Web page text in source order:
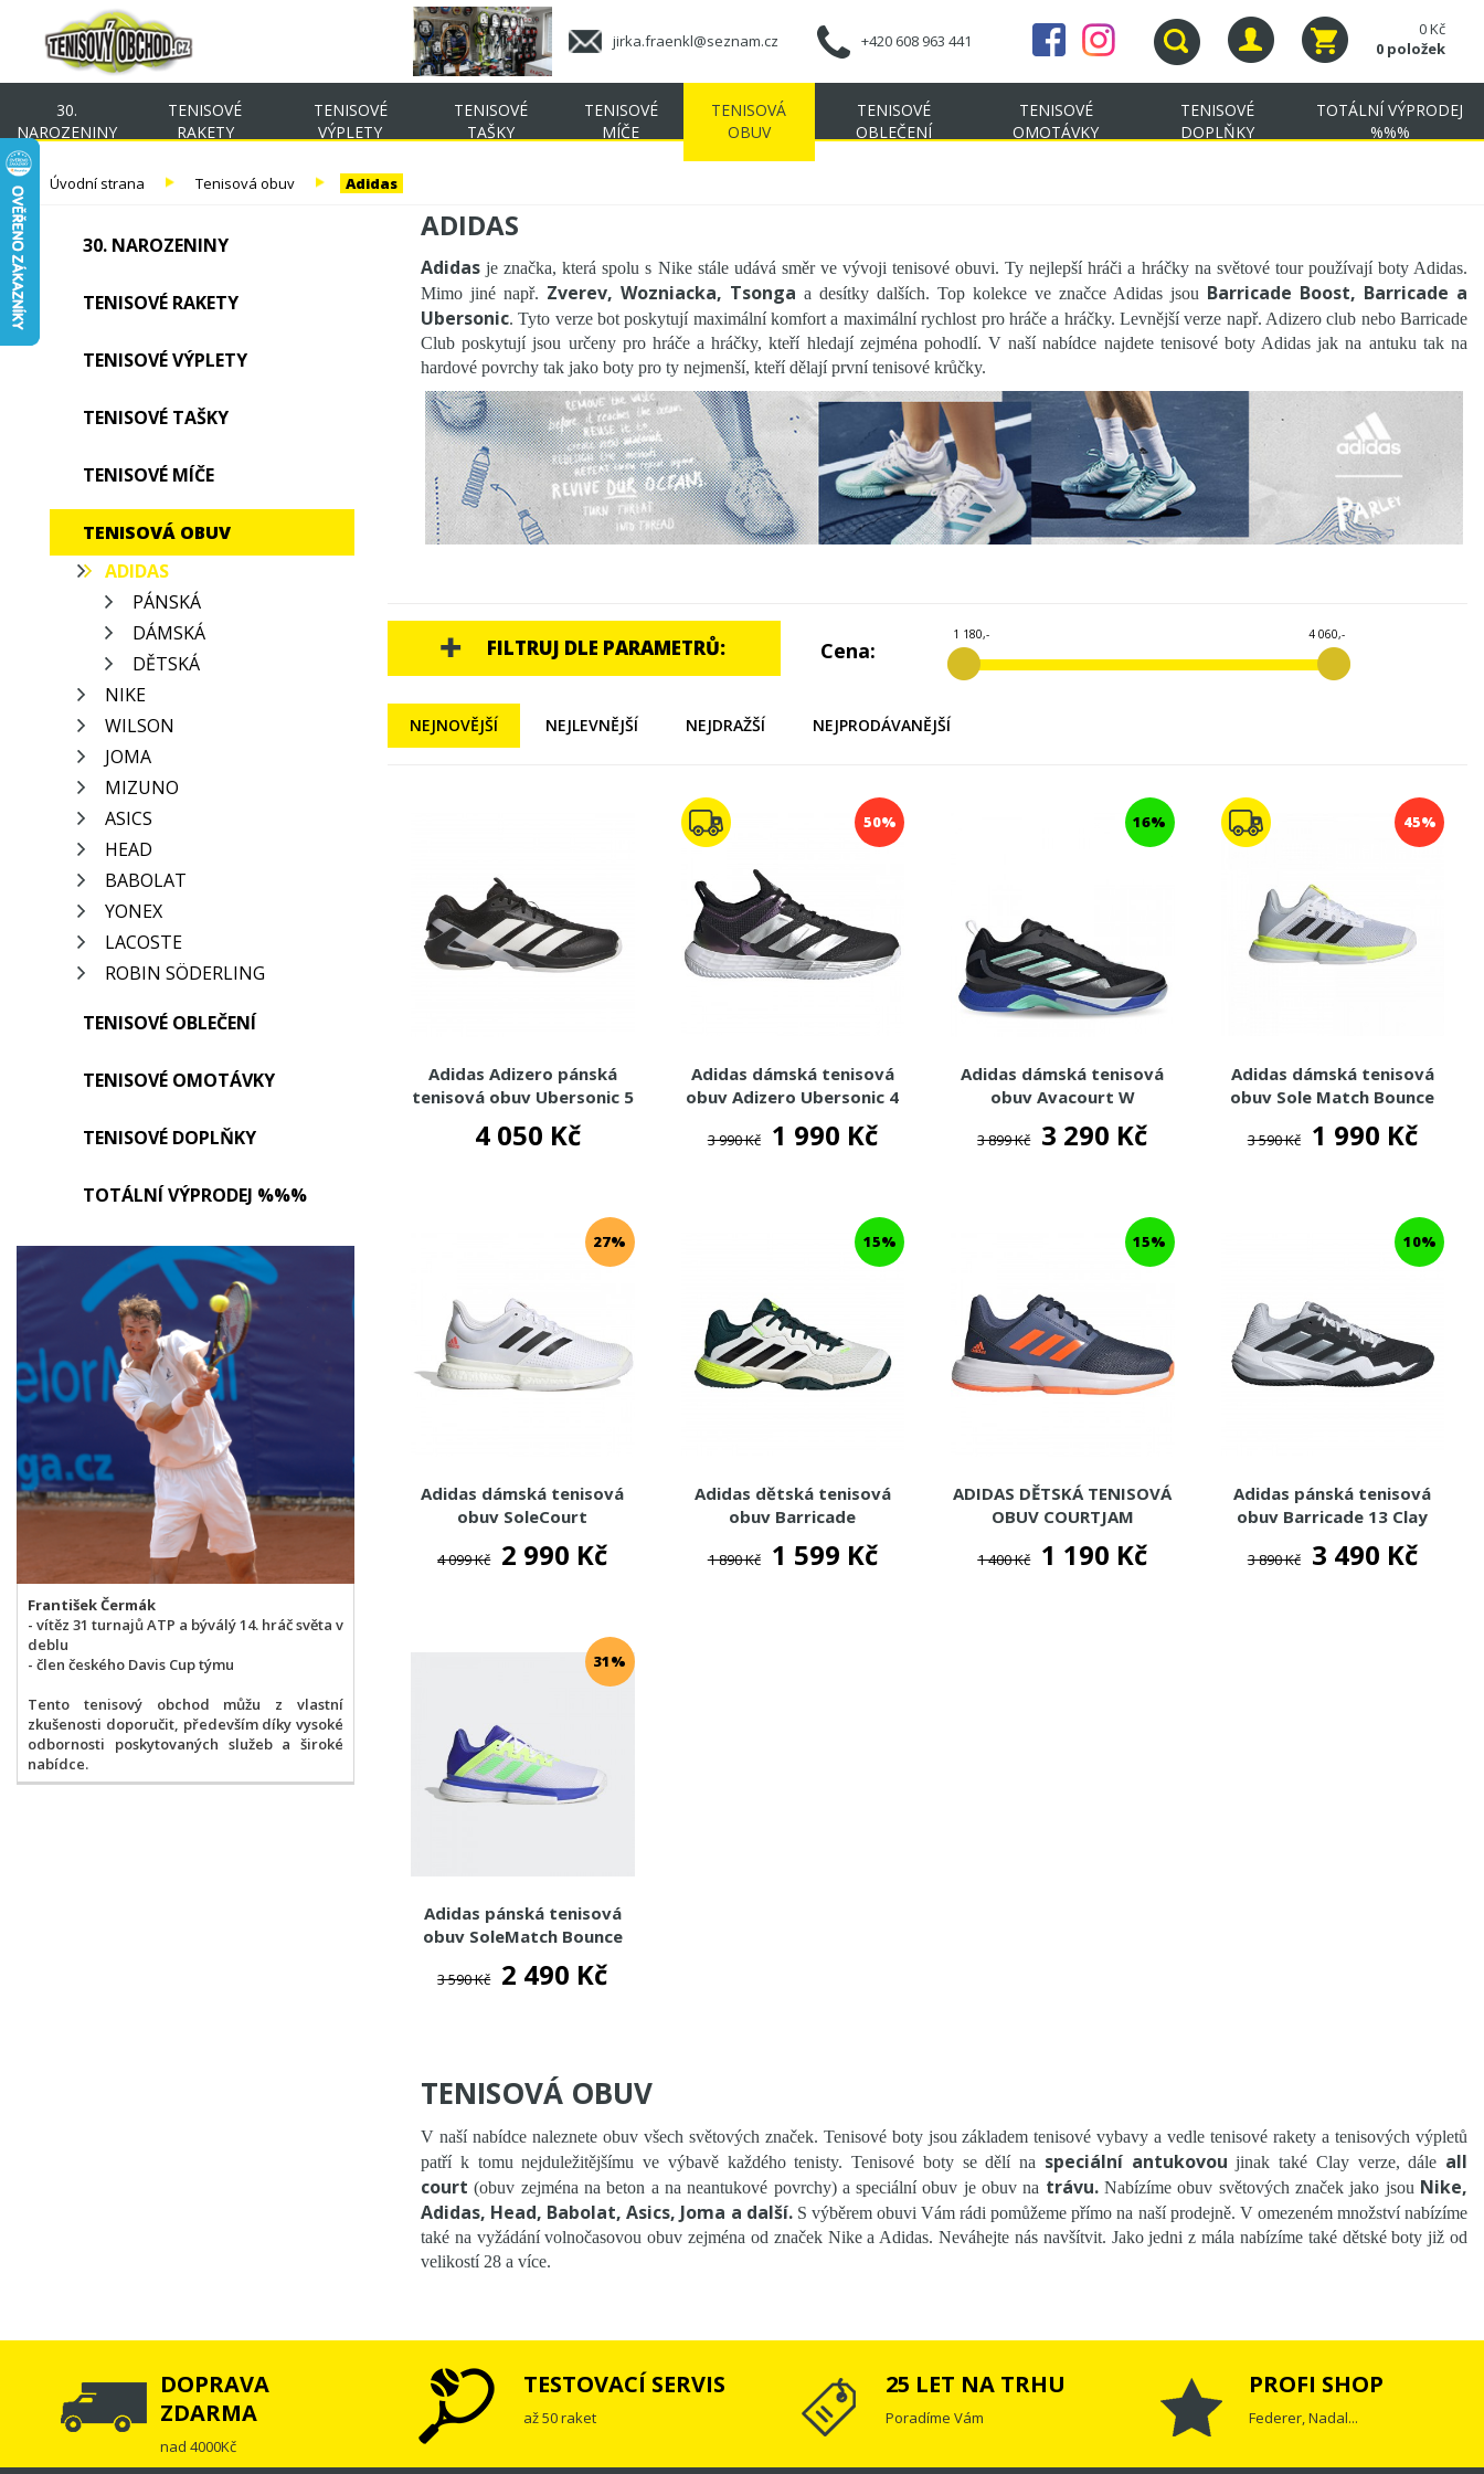
jirka.fraenkl@seznam.cz +420 608 963 441
0 Kč
0 položek
30.
NAROZENINY
TENISOVÉ
RAKETY
TENISOVÉ
VÝPLETY
TENISOVÉ
TAŠKY
TENISOVÉ
MÍČE
TENISOVÁ
OBUV
TENISOVÉ
OBLEČENÍ
TENISOVÉ
OMOTÁVKY
TENISOVÉ
DOPLŇKY
TOTÁLNÍ VÝPRODEJ
%%%
Úvodní strana Tenisová obuv Adidas
30. NAROZENINY
TENISOVÉ RAKETY
TENISOVÉ VÝPLETY
TENISOVÉ TAŠKY
TENISOVÉ MÍČE
TENISOVÁ OBUV
ADIDAS
PÁNSKÁ
DÁMSKÁ
DĚTSKÁ
NIKE
WILSON
JOMA
MIZUNO
ASICS
HEAD
BABOLAT
YONEX
LACOSTE
ROBIN SÖDERLING
TENISOVÉ OBLEČENÍ
TENISOVÉ OMOTÁVKY
TENISOVÉ DOPLŇKY
TOTÁLNÍ VÝPRODEJ %%%
František Čermák
- vítěz 31 turnajů ATP a býválý 14. hráč světa v
deblu
- člen českého Davis Cup týmu
Tento tenisový obchod můžu z vlastní
zkušenosti doporučit, především díky vysoké
odbornosti poskytovaných služeb a široké
nabídce.
ADIDAS
Adidasje značka, která spolu s Nike stále udává směr ve vývoji tenisové obuvi. Ty nejlepší hráči a hráčky na světové tour používají boty Adidas.
Mimo jiné např. Zverev, Wozniacka, Tsonga a desítky dalších. Top kolekce ve značce Adidas jsou Barricade Boost, Barricade a
Ubersonic. Tyto verze bot poskytují maximální komfort a maximální rychlost pro hráče a hráčky. Levnější verze např. Adizero club nebo Barricade
Club poskytují jsou určeny pro hráče a hráčky, kteří hledají zejména pohodlí. V naší nabídce najdete tenisové boty Adidas jak na antuku tak na
hardové povrchy tak jako boty pro ty nejmenší, kteří dělají první tenisové krůčky.
FILTRUJ DLE PARAMETRŮ: Cena:
1 180,- 4 060,-
NEJNOVĚJŠÍ NEJLEVNĚJŠÍ NEJDRAŽŠÍ NEJPRODÁVANĚJŠÍ
Adidas Adizero pánská
tenisová obuv Ubersonic 5
4 050 Kč
50%
Adidas dámská tenisová
obuv Adizero Ubersonic 4
3 990 Kč 1 990 Kč
16%
Adidas dámská tenisová
obuv Avacourt W
3 899 Kč 3 290 Kč
45%
Adidas dámská tenisová
obuv Sole Match Bounce
3 590 Kč 1 990 Kč
27%
Adidas dámská tenisová
obuv SoleCourt
4 099 Kč 2 990 Kč
15%
Adidas dětská tenisová
obuv Barricade
1 890 Kč 1 599 Kč
15%
ADIDAS DĚTSKÁ TENISOVÁ
OBUV COURTJAM
1 400 Kč 1 190 Kč
10%
Adidas pánská tenisová
obuv Barricade 13 Clay
3 890 Kč 3 490 Kč
31%
Adidas pánská tenisová
obuv SoleMatch Bounce
3 590 Kč 2 490 Kč
TENISOVÁ OBUV
V naší nabídce naleznete obuv všech světových značek. Tenisové boty jsou základem tenisové vybavy a vedle tenisové rakety a tenisových výpletů
patří k tomu nejduležitějšímu ve výbavě každého tenisty. Tenisové boty se dělí na speciální antukovou jinak také Clay verze, dále all
court (obuv zejména na beton a na neantukové povrchy) a speciální obuv je obuv na trávu.Nabízíme obuv světových značek jako jsou Nike,
Adidas, Head, Babolat, Asics, Joma a další.S výběrem obuvi Vám rádi pomůžeme přímo na naší prodejně. V omezeném množství nabízíme
také na vyžádání volnočasovou obuv zejména od značek Nike a Adidas. Neváhejte nás navšítvit. Jako jedni z mála nabízíme také dětské boty již od
velikostí 28 a více.
DOPRAVA
ZDARMA
nad 4000Kč
TESTOVACÍ SERVIS
až 50 raket
25 LET NA TRHU
Poradíme Vám
PROFI SHOP
Federer, Nadal...